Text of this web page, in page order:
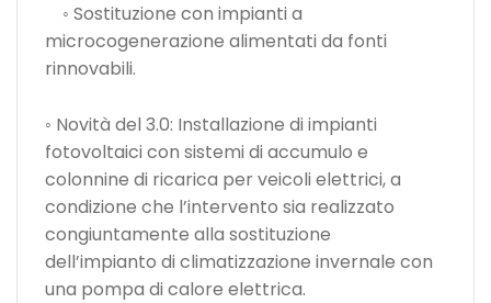
◦ Sostituzione con impianti a
microcogenerazione alimentati da fonti
rinnovabili.
◦ Novità del 3.0: Installazione di impianti
fotovoltaici con sistemi di accumulo e
colonnine di ricarica per veicoli elettrici, a
condizione che l’intervento sia realizzato
congiuntamente alla sostituzione
dell’impianto di climatizzazione invernale con
una pompa di calore elettrica.